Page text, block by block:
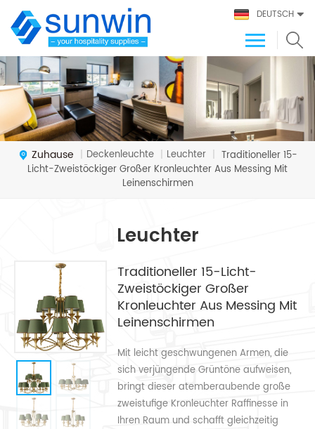
DEUTSCH
Zuhause | Deckenleuchte | Leuchter | Traditioneller 15-
Licht-Zweistöckiger Großer Kronleuchter Aus Messing Mit
Leinenschirmen
Leuchter
Traditioneller 15-Licht-
Zweistöckiger Großer
Kronleuchter Aus Messing Mit
Leinenschirmen
Mit leicht geschwungenen Armen, die
sich verjüngende Grüntöne aufweisen,
bringt dieser atemberaubende große
zweistufige Kronleuchter Raffinesse in
Ihren Raum und schafft gleichzeitig